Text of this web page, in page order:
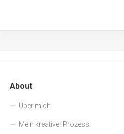
About
Über mich
Mein kreativer Prozess